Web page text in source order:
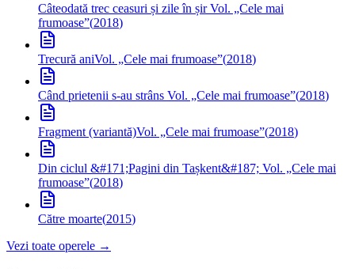
Câteodată trec ceasuri și zile în șirVol. „Cele mai
frumoase”(2018)
Trecură aniVol. „Cele mai frumoase”(2018)
Când prietenii s-au strâns Vol. „Cele mai frumoase”(2018)
Fragment (variantă)Vol. „Cele mai frumoase”(2018)
Din ciclul &#171;Pagini din Tașkent&#187; Vol. „Cele mai
frumoase”(2018)
Către moarte(2015)
Vezi toate operele →